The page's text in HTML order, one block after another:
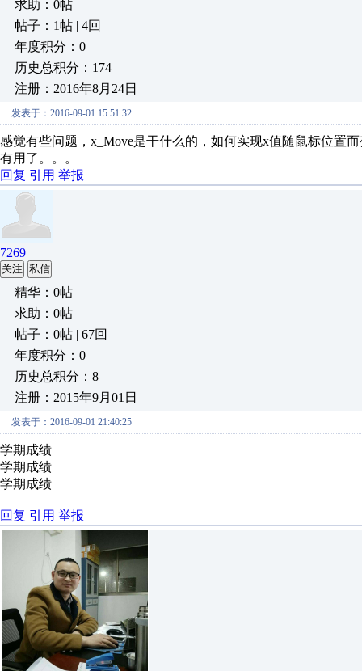
求助：0帖
帖子：1帖 | 4回
年度积分：0
历史总积分：174
注册：2016年8月24日
发表于：2016-09-01 15:51:32
感觉有些问题，x_Move是干什么的，如何实现x值随鼠标位置
有用了。。。
回复 引用 举报
7269
关注 私信
精华：0帖
求助：0帖
帖子：0帖 | 67回
年度积分：0
历史总积分：8
注册：2015年9月01日
发表于：2016-09-01 21:40:25
学期成绩
学期成绩
学期成绩
回复 引用 举报